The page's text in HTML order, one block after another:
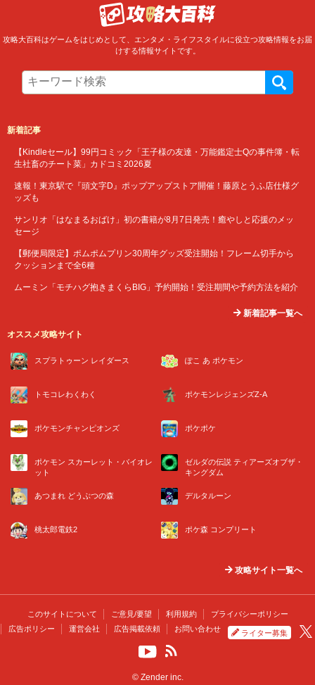
攻略大百科はゲームをはじめとして、エンタメ・ライフスタイルに役立つ攻略情報をお届
けする情報サイトです。
新着記事
【Kindleセール】99円コミック「王子様の友達・万能鑑定士Qの事件簿・転
生社畜のチート菜」カドコミ2026夏
速報！東京駅で『頭文字D』ポップアップストア開催！藤原とうふ店仕様グ
ッズも
サンリオ「はなまるおばけ」初の書籍が8月7日発売！癒やしと応援のメッ
セージ
【郵便局限定】ポムポムプリン30周年グッズ受注開始！フレーム切手から
クッションまで全6種
ムーミン「モチハグ抱きまくらBIG」予約開始！受注期間や予約方法を紹介
新着記事一覧へ
オススメ攻略サイト
スプラトゥーン レイダース ぽこ あ ポケモン
トモコレわくわく ポケモンレジェンズZ-A
ポケモンチャンピオンズ ポケポケ
ポケモン スカーレット・バイオレ
ット
ゼルダの伝説 ティアーズオブザ・
キングダム
あつまれ どうぶつの森 デルタルーン
桃太郎電鉄2 ポケ森 コンプリート
攻略サイト一覧へ
このサイトについて ご意見/要望 利用規約
プライバシーポリシー
広告ポリシー
運営会社 広告掲載依頼 お問い合わせ ライター募集
© Zender inc.